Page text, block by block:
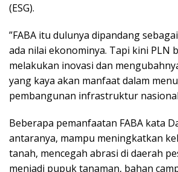
(ESG).
”FABA itu dulunya dipandang
ada nilai ekonominya. Tapi kini PLN
melakukan inovasi dan
yang kaya akan manfaat dalam
pembangunan infrastruktur
Beberapa pemanfaatan FABA kata
antaranya, mampu meningkatkan
tanah, mencegah abrasi di daerah
menjadi pupuk tanaman, bahan